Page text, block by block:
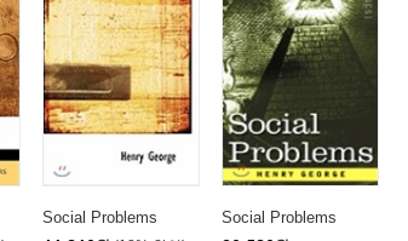
Social Problems Social Problems